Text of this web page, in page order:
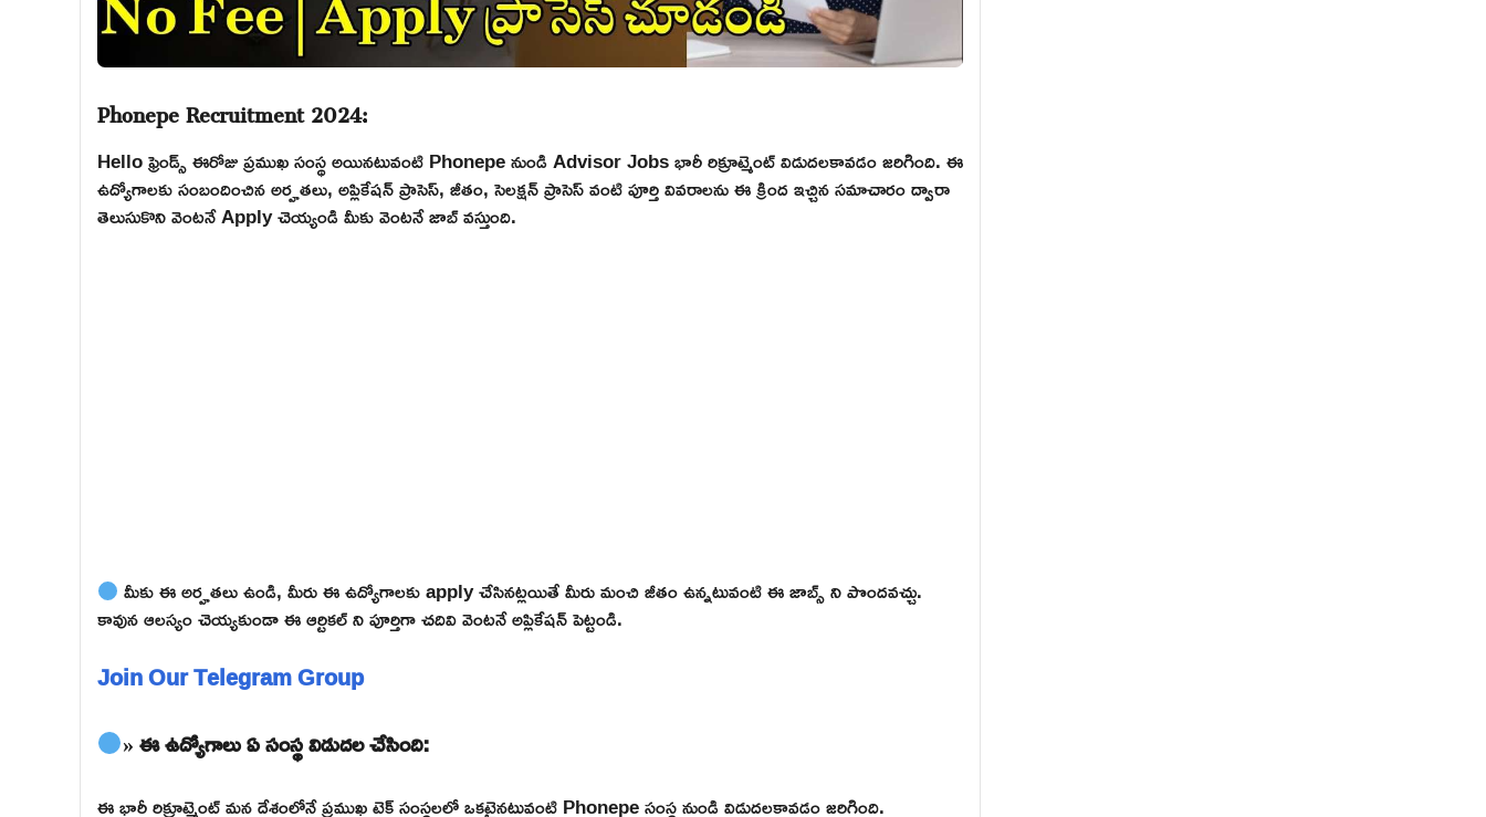
Phonepe Recruitment 2024:
Hello ఫ్రెండ్స్ ఈరోజు ప్రముఖ సంస్థ అయినటువంటి Phonepe నుండి Advisor Jobs భారీ రిక్రూట్మెంట్ విడుదలకావడం జరిగింది. ఈ
ఉద్యోగాలకు సంబందించిన అర్హతలు, అప్లికేషన్ ప్రాసెస్, జీతం, సెలక్షన్ ప్రాసెస్ వంటి పూర్తి వివరాలను ఈ క్రింద ఇచ్చిన సమాచారం ద్వారా
తెలుసుకొని వెంటనే Apply చెయ్యండి మీకు వెంటనే జాబ్ వస్తుంది.
మీకు ఈ అర్హతలు ఉండి, మీరు ఈ ఉద్యోగాలకు apply చేసినట్లయితే మీరు మంచి జీతం ఉన్నటువంటి ఈ జాబ్స్ ని పొందవచ్చు.
కావున ఆలస్యం చెయ్యకుండా ఈ ఆర్టికల్ ని పూర్తిగా చదివి వెంటనే అప్లికేషన్ పెట్టండి.
Join Our Telegram Group
» ఈ ఉద్యోగాలు ఏ సంస్థ విడుదల చేసింది:
ఈ భారీ రిక్రూట్మెంట్ మన దేశంలోనే ప్రముఖ టెక్ సంస్థలలో ఒకటైనటువంటి Phonepe సంస్థ నుండి విడుదలకావడం జరిగింది.